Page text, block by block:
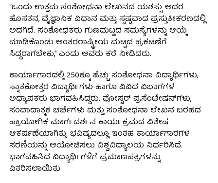
“ಒಂದು ಉತ್ತಮ ಸಂಶೋಧನಾ ಲೇಖನದ ಯಶಸ್ಸು ಅದರ
ಹೊಸತನ, ವೈಜ್ಞಾನಿಕ ವಿಧಾನ ಮತ್ತು ಸ್ಪಷ್ಟವಾದ ಪ್ರಸ್ತುತೀಕರಣದಲ್ಲಿ
ಅಡಗಿದೆ. ಸಂಶೋಧಕರು ಗುಣಮಟ್ಟದ ಸಮಸ್ಯೆಗಳನ್ನು ಆಯ್ಕೆ
ಮಾಡಿಕೊಂಡು ಅಂತರರಾಷ್ಟ್ರೀಯ ಮಟ್ಟದ ಪ್ರಕಟಣೆಗೆ
ಸಿದ್ಧರಾಗಬೇಕು,” ಎಂದು ಅವರು ಕರೆ ನೀಡಿದರು.
ಕಾರ್ಯಾಗಾರದಲ್ಲಿ 250ಕ್ಕೂ ಹೆಚ್ಚು ಸಂಶೋಧನಾ ವಿದ್ಯಾರ್ಥಿಗಳು,
ಸ್ನಾತಕೋತ್ತರ ವಿದ್ಯಾರ್ಥಿಗಳು ಹಾಗೂ ವಿವಿಧ ವಿಭಾಗಗಳ
ಅಧ್ಯಾಪಕರು ಭಾಗವಹಿಸಿದ್ದರು. ಪೋಸ್ಟರ್ ಪ್ರಸೆಂಟೇಷನ್‌ಗಳು,
ಸಂವಾದಾತ್ಮಕ ಚರ್ಚೆಗಳು ಮತ್ತು ಸಂಶೋಧನಾ ಲೇಖನ ಬರಹದ
ಪ್ರಾಯೋಗಿಕ ಮಾರ್ಗದರ್ಶನ ಕಾರ್ಯಕ್ರಮದ ವಿಶೇಷ
ಆಕರ್ಷಣೆಯಾಗಿತ್ತು. ಭವಿಷ್ಯದಲ್ಲೂ ಇಂತಹ ಕಾರ್ಯಾಗಾರಗಳ
ಸರಣಿಯನ್ನು ಆಯೋಜಿಸಲು ವಿಶ್ವವಿದ್ಯಾಲಯ ನಿರ್ಧರಿಸಿದೆ.
ಭಾಗವಹಿಸಿದ ವಿದ್ಯಾರ್ಥಿಗಳಿಗೆ ಪ್ರಮಾಣಪತ್ರಗಳನ್ನು
ವಿತರಿಸಲಾಯಿತು.